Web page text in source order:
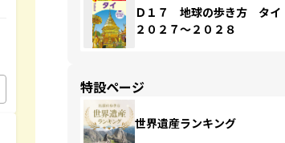
Ｄ１７ 地球の歩き方 タイ
２０２７～２０２８
特設ページ
世界遺産ランキング